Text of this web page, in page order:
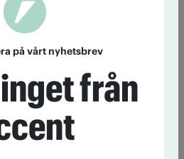
på vårt nyhetsbrev
från